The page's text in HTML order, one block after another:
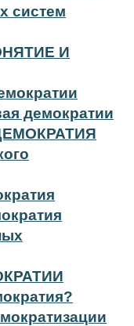
систем
И
демократии